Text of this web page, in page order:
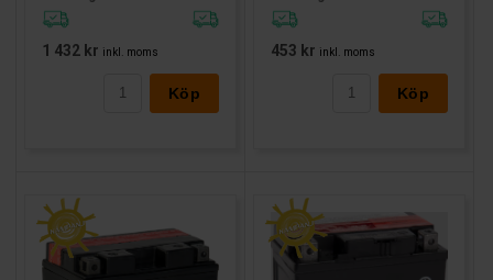
1 432 kr inkl. moms
Köp
453 kr inkl. moms
Köp